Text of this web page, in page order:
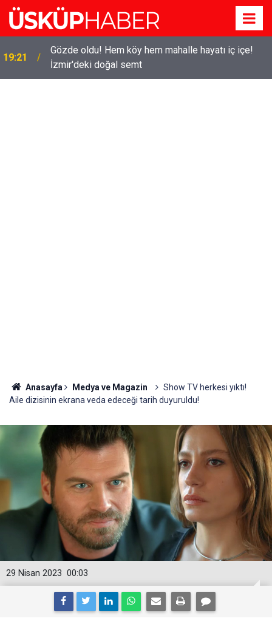
19:21
Gözde oldu! Hem köy hem mahalle hayatı iç içe!
İzmir'deki doğal semt
Anasayfa Medya ve Magazin
Show TV herkesi yıktı!
Aile dizisinin ekrana veda edeceği tarih duyuruldu!
00:03
29 Nisan 2023